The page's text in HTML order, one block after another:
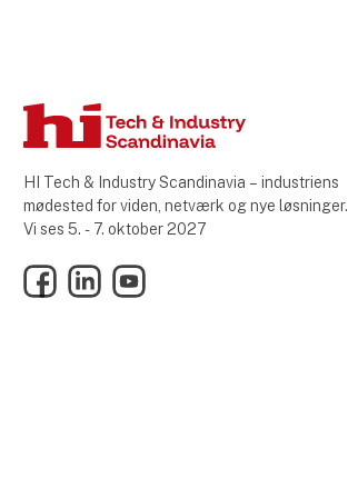
HI Tech & Industry Scandinavia – industriens
mødested for viden, netværk og nye løsninger.
Vi ses 5. - 7. oktober 2027
FacebookLinkedInYouTube